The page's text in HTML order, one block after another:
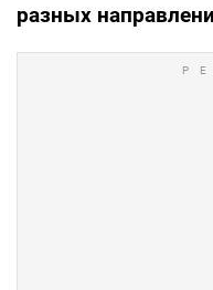
разных